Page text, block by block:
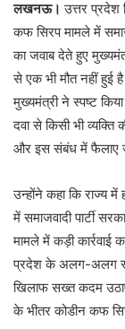
लखनऊ। उत्तर प्रदेश
कफ सिरप मामले में
का जवाब देते हुए
से एक भी मौत नहीं हुई
मुख्यमंत्री ने स्पष्ट
दवा से किसी भी
और इस संबंध में फैलाए
उन्होंने कहा कि राज्य
में समाजवादी पार्टी
मामले में कड़ी
प्रदेश के अलग-अलग
खिलाफ सख्त कदम
के भीतर कोडीन कफ